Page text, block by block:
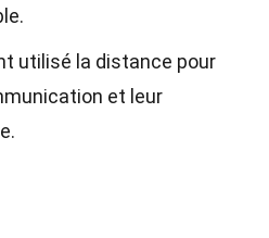
utilisé la distance pour
et leur